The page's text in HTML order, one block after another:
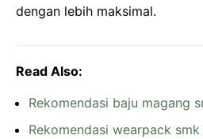
dengan lebih maksimal.
Read Also:
Rekomendasi baju magang
Rekomendasi wearpack